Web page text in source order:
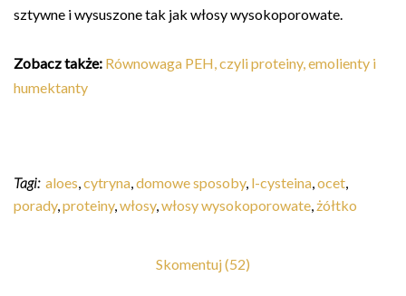
sztywne i wysuszone tak jak włosy wysokoporowate.
Zobacz także: Równowaga PEH, czyli proteiny, emolienty i
humektanty
Tagi: aloes,cytryna,domowe sposoby, l-cysteina,ocet,
porady,proteiny,włosy,włosy wysokoporowate,żółtko
Skomentuj (52)